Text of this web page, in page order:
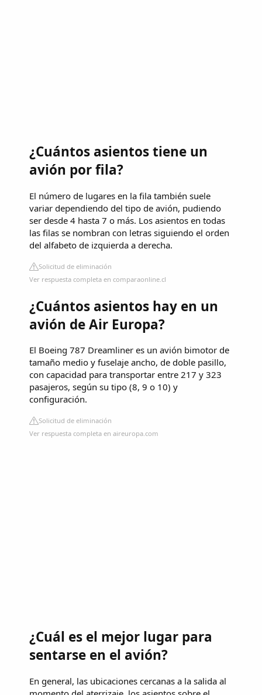
¿Cuántos asientos tiene un
avión por fila?
El número de lugares en la fila también suele
variar dependiendo del tipo de avión, pudiendo
ser desde 4 hasta 7 o más. Los asientos en todas
las filas se nombran con letras siguiendo el orden
del alfabeto de izquierda a derecha.
Solicitud de eliminación
Ver respuesta completa en comparaonline.cl
¿Cuántos asientos hay en un
avión de Air Europa?
El Boeing 787 Dreamliner es un avión bimotor de
tamaño medio y fuselaje ancho, de doble pasillo,
con capacidad para transportar entre 217 y 323
pasajeros, según su tipo (8, 9 o 10) y
configuración.
Solicitud de eliminación
Ver respuesta completa en aireuropa.com
¿Cuál es el mejor lugar para
sentarse en el avión?
En general, las ubicaciones cercanas a la salida al